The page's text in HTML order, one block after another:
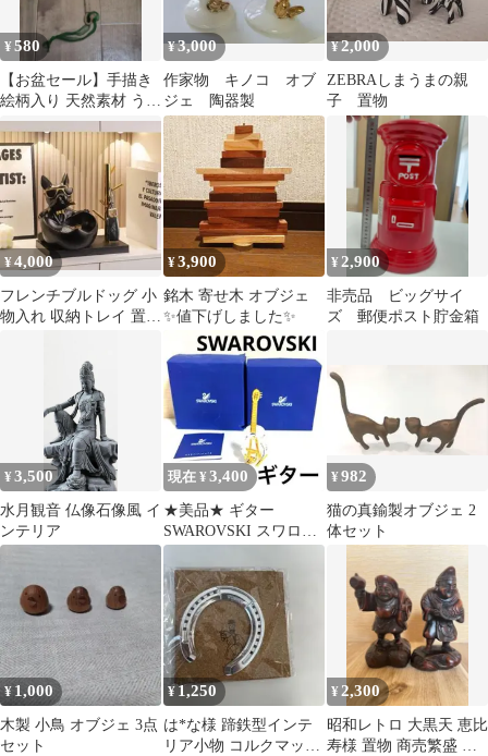
¥580
【お盆セール】手描き
絵柄入り 天然素材 うち
わ
¥3,000
作家物 キノコ オブ
ジェ 陶器製
¥2,000
ZEBRAしまうまの親
子 置物
¥4,000
フレンチブルドッグ 小
物入れ 収納トレイ 置物
¥3,900
銘木 寄せ木 オブジェ
✨値下げしました✨
¥ 2,900
非売品 ビッグサイ
ズ 郵便ポスト貯金箱
¥3,500
水月観音 仏像石像風 イ
ンテリア
現在 ¥ 3,400
★美品★ ギター
SWAROVSKI スワロフ
スキー 置物 クリス
タルメモリーズ
¥982
猫の真鍮製オブジェ 2
体セット
¥ 1,000
木製 小鳥 オブジェ 3点
セット
¥1,250
は*な様 蹄鉄型インテ
リア小物 コルクマット
¥ 2,300
昭和レトロ 大黒天 恵比
寿様 置物 商売繁盛 ア